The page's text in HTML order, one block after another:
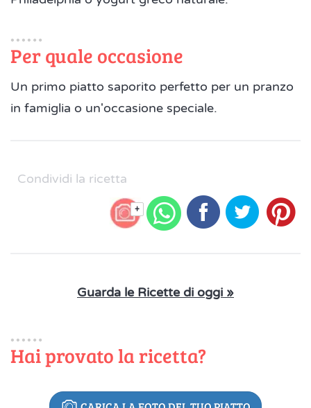
Per quale occasione
Un primo piatto saporito perfetto per un pranzo
in famiglia o un'occasione speciale.
Condividi la ricetta
+
Guarda le Ricette di oggi »
Hai provato la ricetta?